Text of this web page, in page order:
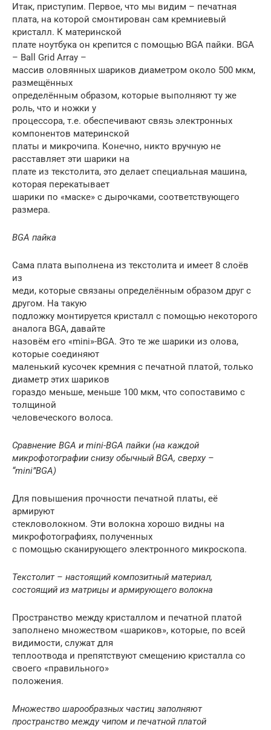
Итак, приступим. Первое, что мы видим – печатная
плата, на которой смонтирован сам кремниевый
кристалл. К материнской
плате ноутбука он крепится с помощью BGA пайки. BGA
– Ball Grid Array –
массив оловянных шариков диаметром около 500 мкм,
размещённых
определённым образом, которые выполняют ту же
роль, что и ножки у
процессора, т.е. обеспечивают связь электронных
компонентов материнской
платы и микрочипа. Конечно, никто вручную не
расставляет эти шарики на
плате из текстолита, это делает специальная машина,
которая перекатывает
шарики по «маске» с дырочками, соответствующего
размера.
BGA пайка
Сама плата выполнена из текстолита и имеет 8 слоёв
из
меди, которые связаны определённым образом друг с
другом. На такую
подложку монтируется кристалл с помощью некоторого
аналога BGA, давайте
назовём его «mini»-BGA. Это те же шарики из олова,
которые соединяют
маленький кусочек кремния с печатной платой, только
диаметр этих шариков
гораздо меньше, меньше 100 мкм, что сопоставимо с
толщиной
человеческого волоса.
Сравнение BGA и mini-BGA пайки (на каждой
микрофотографии снизу обычный BGA, сверху –
“mini”BGA)
Для повышения прочности печатной платы, её
армируют
стекловолокном. Эти волокна хорошо видны на
микрофотографиях, полученных
с помощью сканирующего электронного микроскопа.
Текстолит – настоящий композитный материал,
состоящий из матрицы и армирующего волокна
Пространство между кристаллом и печатной платой
заполнено множеством «шариков», которые, по всей
видимости, служат для
теплоотвода и препятствуют смещению кристалла со
своего «правильного»
положения.
Множество шарообразных частиц заполняют
пространство между чипом и печатной платой